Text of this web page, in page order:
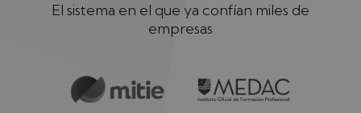
El sistema en el que ya confían miles de
empresas